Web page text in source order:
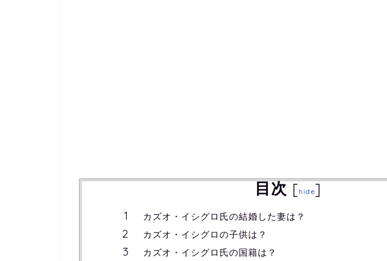
目次 [hide]
カズオ・イシグロ氏の結婚した妻は？
カズオ・イシグロの子供は？
カズオ・イシグロ氏の国籍は？